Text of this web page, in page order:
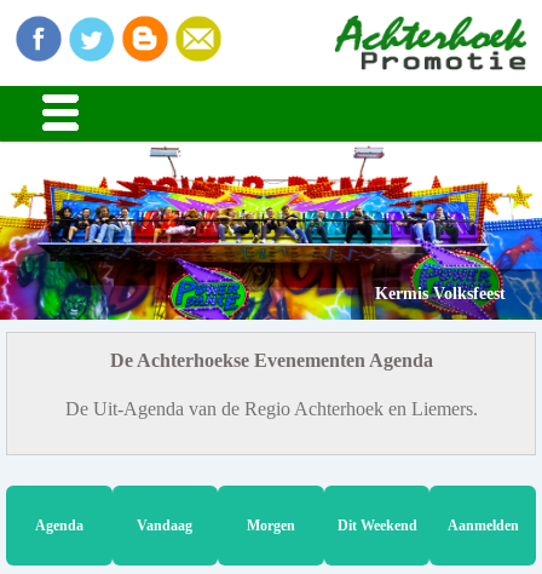
Kermis Volksfeest
De Achterhoekse Evenementen Agenda
De Uit-Agenda van de Regio Achterhoek en Liemers.
Agenda Vandaag Morgen Dit Weekend Aanmelden